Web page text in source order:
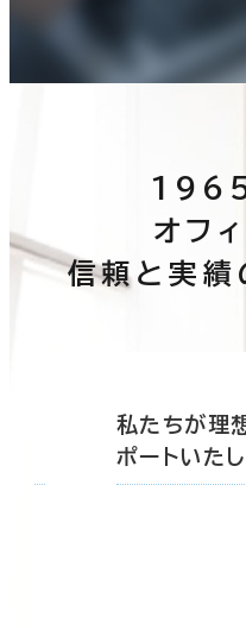
1965
オフ
信頼と実績
私たちが理
ポートいた